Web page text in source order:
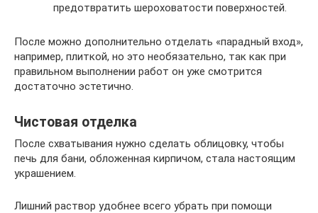
предотвратить шероховатости поверхностей.
После можно дополнительно отделать «парадный вход»,
например, плиткой, но это необязательно, так как при
правильном выполнении работ он уже смотрится
достаточно эстетично.
Чистовая отделка
После схватывания нужно сделать облицовку, чтобы
печь для бани, обложенная кирпичом, стала настоящим
украшением.
Лишний раствор удобнее всего убрать при помощи